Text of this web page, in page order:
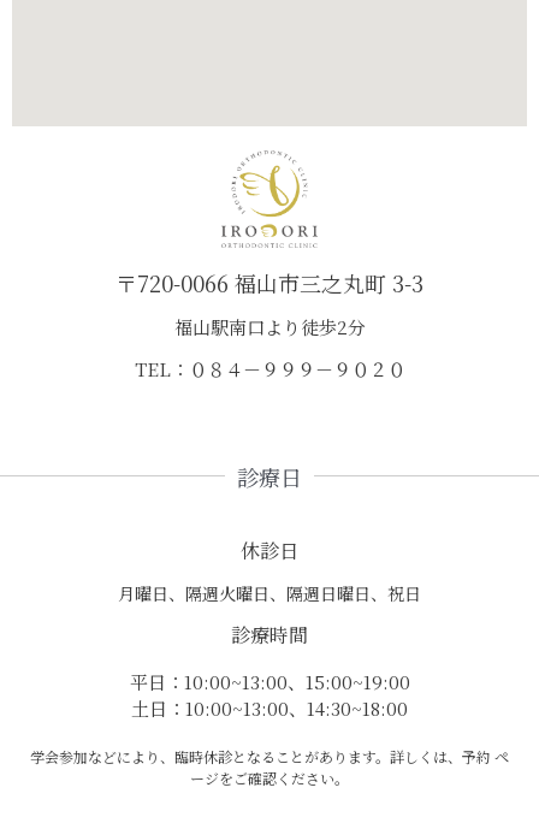
〒720-0066 福山市三之丸町 3-3
福山駅南口より徒歩2分
TEL：０８４－９９９－９０２０
診療日
休診日
月曜日、隔週火曜日、隔週日曜日、祝日
診療時間
平日：10:00~13:00、15:00~19:00
土日：10:00~13:00、14:30~18:00
学会参加などにより、臨時休診となることがあります。詳しくは、予約 ペ
ージをご確認ください。